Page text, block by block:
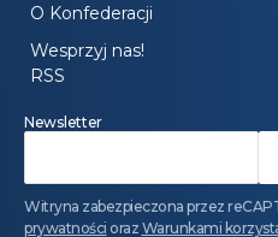
O Konfederacji
Wesprzyj nas!
RSS
Newsletter
Witryna zabezpieczona przez
prywatności oraz Warunkami